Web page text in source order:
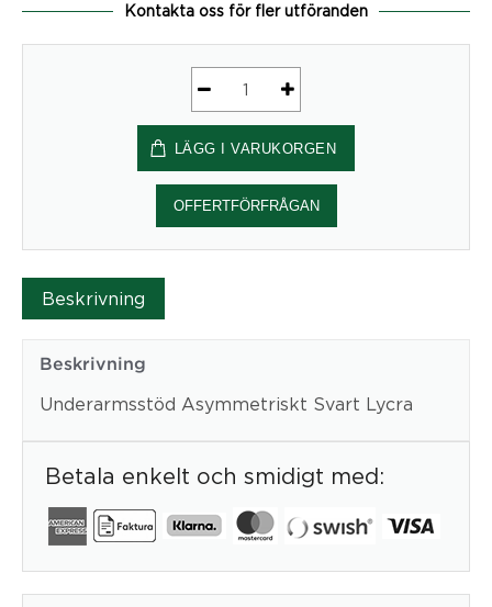
Kontakta oss för fler utföranden
Underarmsstöd
Asymmetriskt
Svart
Lycra
mängd
LÄGG I VARUKORGEN
OFFERTFÖRFRÅGAN
Beskrivning
Beskrivning
Underarmsstöd Asymmetriskt Svart Lycra
Betala enkelt och smidigt med: